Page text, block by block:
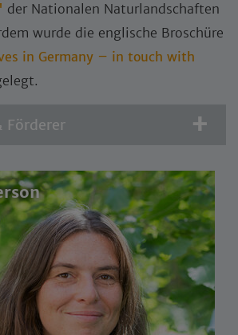
der Nationalen Naturlandschaften
wurde die englische Broschüre
in Germany – in touch with
Förderer